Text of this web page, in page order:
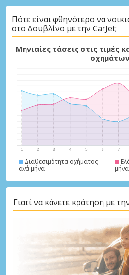
Πότε είναι φθηνότερο να
στο Δουβλίνο με την CarJet;
Μηνιαίες τάσεις στις τιμές
οχημάτων
Διαθεσιμότητα οχήματος
ανά μήνα
μήνα
Γιατί να κάνετε κράτηση με